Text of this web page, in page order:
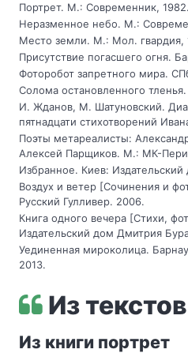
Портрет. М.: Современник, 1982.
Неразменное небо. М.:
Место земли. М.: Мол. гвардия,
Присутствие погасшего огня.
Фоторобот запретного мира.
Солома остановленного
И. Жданов, М. Шатуновский.
пятнадцати стихотворений
Поэты метареалисты:
Алексей Парщиков. М.: МК-
Избранное. Киев:
Воздух и ветер [Сочинения и
Русский Гулливер. 2006.
Книга одного вечера [Стихи,
Издательский дом Дмитрия
Уединенная мироколица.
2013.
Из текстов
Из книги портрет